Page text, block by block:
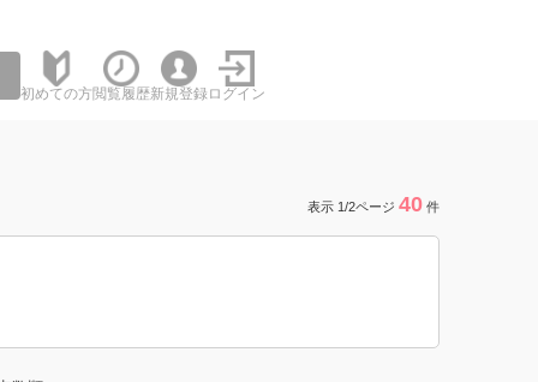
初めての方閲覧履歴新規登録 ログイン
表示 1/2ページ 40 件